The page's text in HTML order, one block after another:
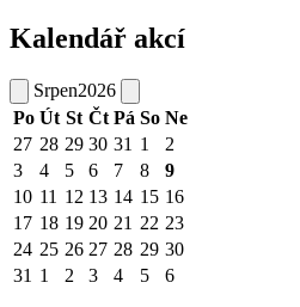
Kalendář akcí
Srpen2026
Po Út St Čt Pá So Ne
27 28 29 30 31 1
2
3
4 5 6 7 8
9
10 11 12 13 14 15 16
17 18 19 20 21 22 23
24 25 26 27 28 29 30
31 1 2 3 4 5 6